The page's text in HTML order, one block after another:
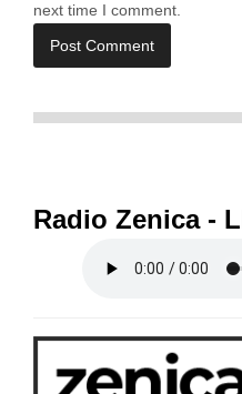
next time I comment.
Radio Zenica -